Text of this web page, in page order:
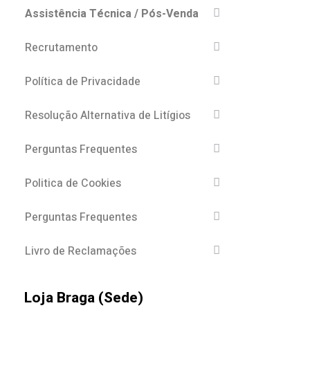
Assistência Técnica / Pós-Venda
Recrutamento
Política de Privacidade
Resolução Alternativa de Litígios
Perguntas Frequentes
Politica de Cookies
Perguntas Frequentes
Livro de Reclamações
Loja Braga (Sede)